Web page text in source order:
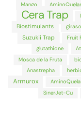
Mango
Cera Trap
Biostimulants
Suzukii Trap Fruit
glutathione
Mosca de la Fruta
Anastrepha
Armurox
SinerJet-Cu